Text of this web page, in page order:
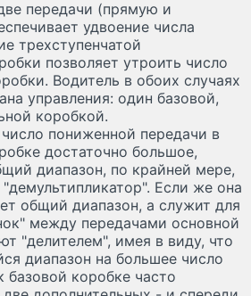
передачи (прямую и
удвоение числа
трехступенчатой
позволяет утроить число
Водитель в обоих случаях
управления: один базовой,
коробкой.
пониженной передачи в
достаточно большое,
диапазон, по крайней мере,
Если же она
общий диапазон, а служит для
между передачами основной
"делителем", имея в виду, что
диапазон на большее число
базовой коробке часто